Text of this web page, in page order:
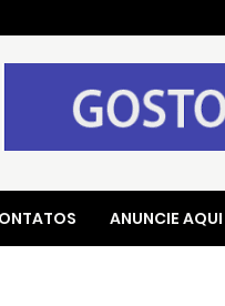
ANUNCIE AQUI